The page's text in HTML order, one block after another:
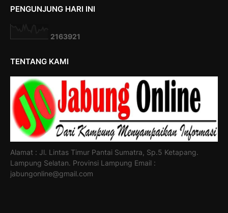
PENGUNJUNG HARI INI
2163921
TENTANG KAMI
Alamat : Jl. Lintas Timur Pantai Sumatra, Sp.5 Ketapang.
Lampung Selatan. Provinsi Lampung Email :
jabungonline@gmail.com